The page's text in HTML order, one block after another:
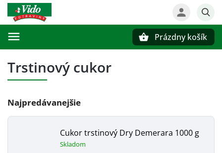
Prázdny košík
Trstinový cukor
Najpredávanejšie
Cukor trstinový Dry Demerara 1000 g
Skladom